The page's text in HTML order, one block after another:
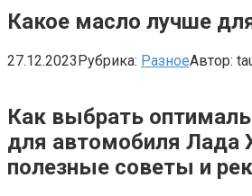
Какое масло лучше
27.12.2023Рубрика: РазноеАвтор:
Как выбрать
для автомобиля Лада
полезные советы и